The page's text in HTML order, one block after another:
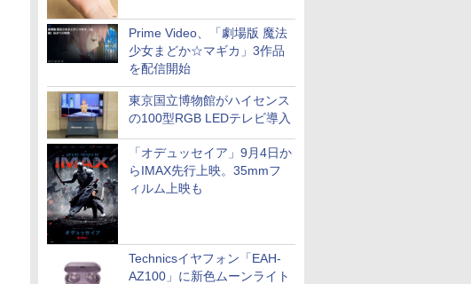
Prime Video、「劇場版 魔法
少女まどか☆マギカ」3作品
を配信開始
東京国立博物館がハイセンス
の100型RGB LEDテレビ導入
「オデュッセイア」9月4日か
らIMAX先行上映。35mmフ
ィルム上映も
Technicsイヤフォン「EAH-
AZ100」に新色ムーンライト